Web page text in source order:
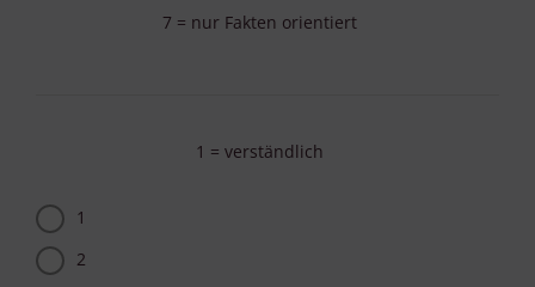
7 = nur Fakten orientiert
1 = verständlich
1
2